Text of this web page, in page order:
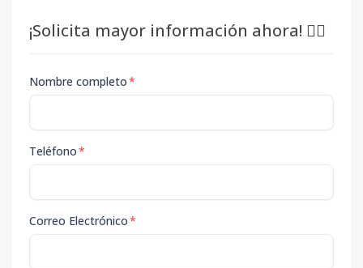
¡Solicita mayor información ahora! 👇🏽
Nombre completo*
Teléfono*
Correo Electrónico*